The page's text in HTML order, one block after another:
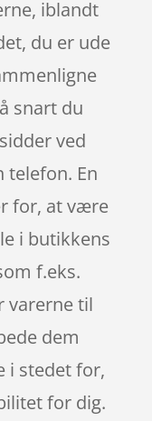
iblandt
du er ude
snart du
ved
telefon. En
for, at være
i butikkens
f.eks.
varerne til
dem
i stedet for,
for dig.